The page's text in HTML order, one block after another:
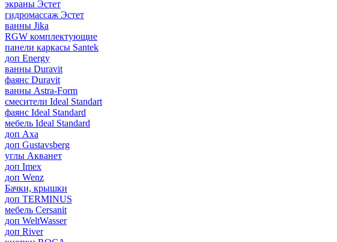
экраны Эстет
гидромассаж Эстет
ванны Jika
RGW комплектующие
панели каркасы Santek
доп Energy
ванны Duravit
фаянс Duravit
ванны Astra-Form
смесители Ideal Standart
фаянс Ideal Standard
мебель Ideal Standard
доп Axa
доп Gustavsberg
углы Акванет
доп Imex
доп Wenz
Бачки, крышки
доп TERMINUS
мебель Cersanit
доп WeltWasser
доп River